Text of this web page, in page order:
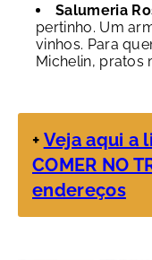
Salumeria
pertinho. Um
vinhos. Para
Michelin, pratos
+ Veja aqui a
COMER NO
endereços